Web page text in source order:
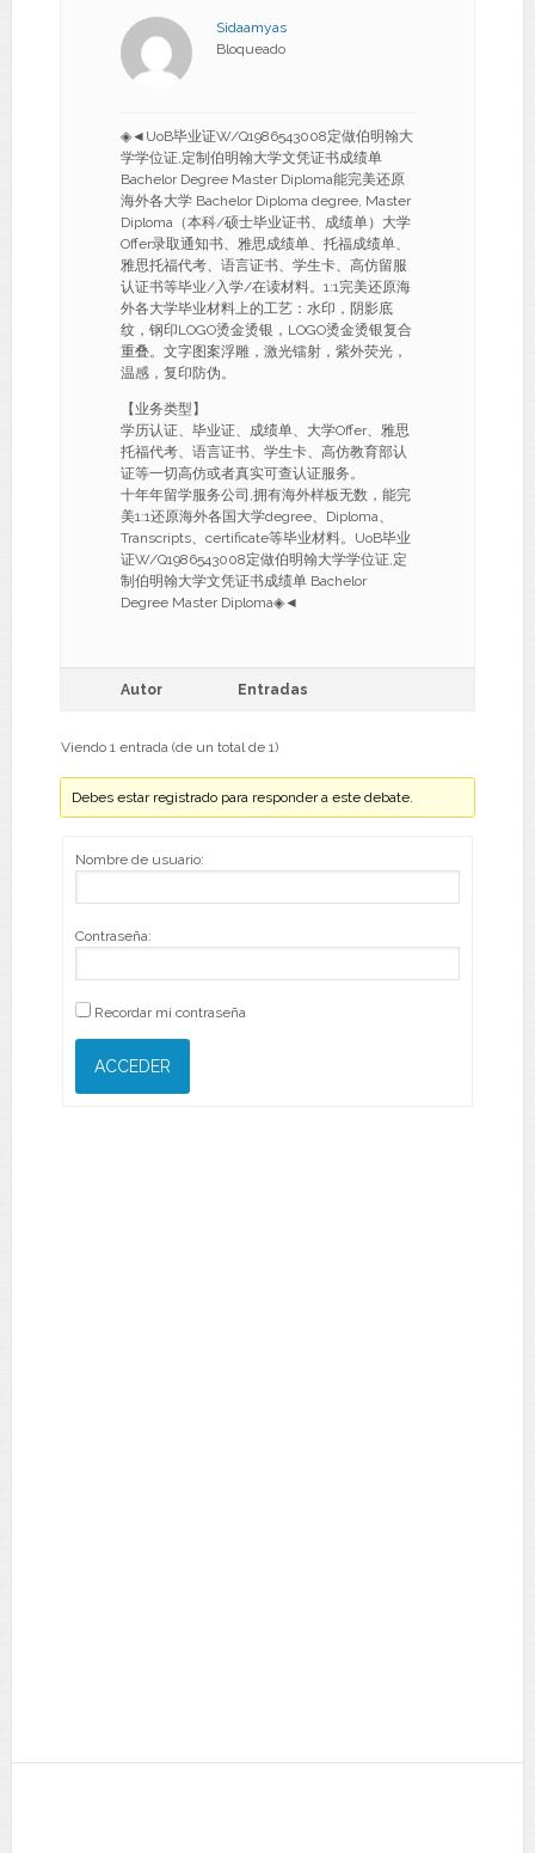
Sidaamyas
Bloqueado
◈◄UoB毕业证W/Q1986543008定做伯明翰大
学学位证,定制伯明翰大学文凭证书成绩单
Bachelor Degree Master Diploma能完美还原
海外各大学 Bachelor Diploma degree, Master
Diploma（本科/硕士毕业证书、成绩单）大学
Offer录取通知书、雅思成绩单、托福成绩单、
雅思托福代考、语言证书、学生卡、高仿留服
认证书等毕业/入学/在读材料。1:1完美还原海
外各大学毕业材料上的工艺：水印，阴影底
纹，钢印LOGO烫金烫银，LOGO烫金烫银复合
重叠。文字图案浮雕，激光镭射，紫外荧光，
温感，复印防伪。
【业务类型】
学历认证、毕业证、成绩单、大学Offer、雅思
托福代考、语言证书、学生卡、高仿教育部认
证等一切高仿或者真实可查认证服务。
十年年留学服务公司,拥有海外样板无数，能完
美1:1还原海外各国大学degree、Diploma、
Transcripts、certificate等毕业材料。UoB毕业
证W/Q1986543008定做伯明翰大学学位证,定
制伯明翰大学文凭证书成绩单 Bachelor
Degree Master Diploma◈◄
Autor Entradas
Viendo 1 entrada (de un total de 1)
Debes estar registrado para responder a este debate.
Nombre de usuario:
Contraseña:
Recordar mi contraseña
ACCEDER